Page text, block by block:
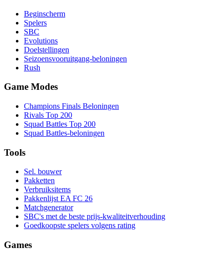
Beginscherm
Spelers
SBC
Evolutions
Doelstellingen
Seizoensvooruitgang-beloningen
Rush
Game Modes
Champions Finals Beloningen
Rivals Top 200
Squad Battles Top 200
Squad Battles-beloningen
Tools
Sel. bouwer
Pakketten
Verbruiksitems
Pakkenlijst EA FC 26
Matchgenerator
SBC's met de beste prijs-kwaliteitverhouding
Goedkoopste spelers volgens rating
Games